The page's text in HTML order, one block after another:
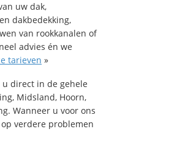
uw dak,
dakbedekking,
van rookkanalen of
advies én we
tarieven »
direct in de gehele
Midsland, Hoorn,
Wanneer u voor ons
verdere problemen